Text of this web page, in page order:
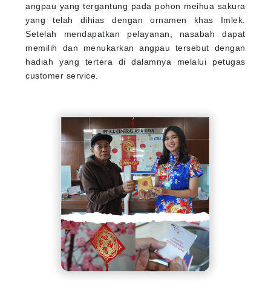
angpau yang tergantung pada pohon meihua sakura
yang telah dihias dengan ornamen khas Imlek.
Setelah mendapatkan pelayanan, nasabah dapat
memilih dan menukarkan angpau tersebut dengan
hadiah yang tertera di dalamnya melalui petugas
customer service.